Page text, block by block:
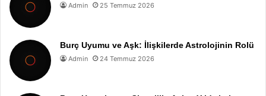
Admin 25 Temmuz 2026
Burç Uyumu ve Aşk: İlişkilerde Astrolojinin Rolü
Admin 24 Temmuz 2026